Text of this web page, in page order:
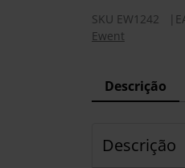
SKU EW1242
Ewent
Descrição
Descrição